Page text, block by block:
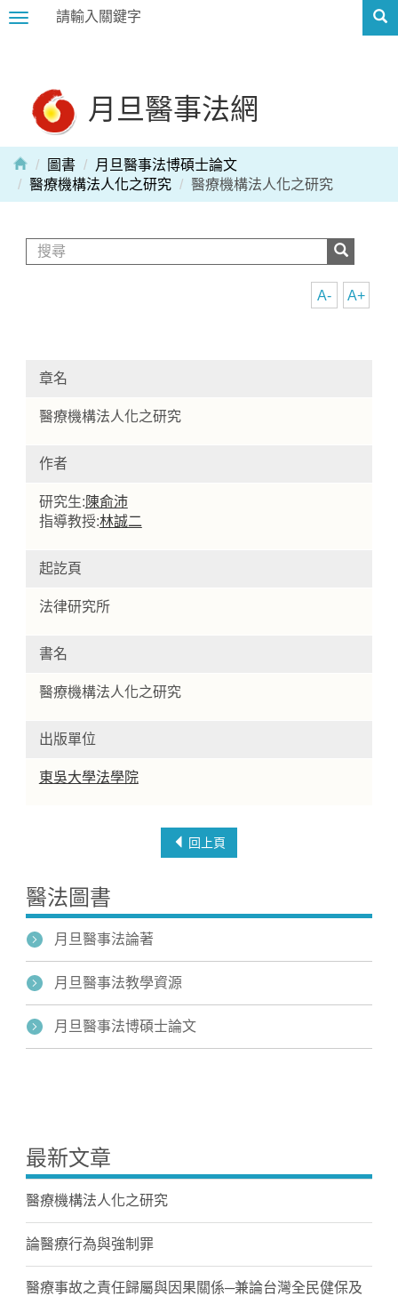
Toggle
月旦醫事法網
Home
圖書
月旦醫事法博碩士論文
醫療機構法人化之研究
醫療機構法人化之研究
A+
A-
章名
醫療機構法人化之研究
作者
研究生: 陳俞沛
指導教授:林誠二
起訖頁
法律研究所
書名
醫療機構法人化之研究
出版單位
東吳大學法學院
回上頁
醫法圖書
月旦醫事法論著
月旦醫事法教學資源
月旦醫事法博碩士論文
最新文章
醫療機構法人化之研究
論醫療行為與強制罪
醫療事故之責任歸屬與因果關係─兼論台灣全民健保及